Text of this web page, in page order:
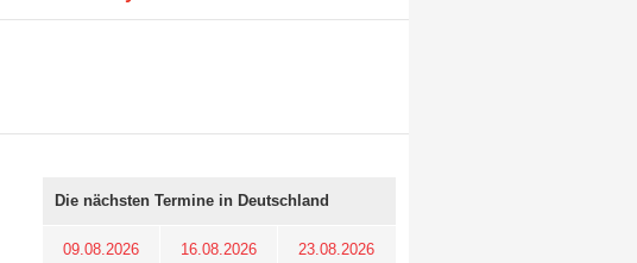
Die nächsten Termine in Deutschland
09.08.2026 16.08.2026 23.08.2026